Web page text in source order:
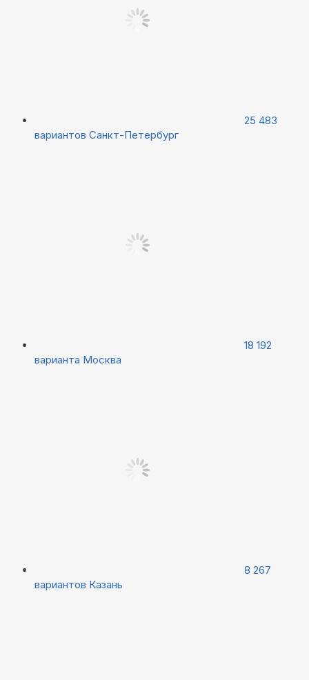
25 483
вариантов Санкт-Петербург
18 192
варианта Москва
8 267
вариантов Казань